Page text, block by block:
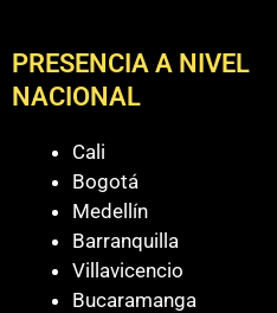
PRESENCIA A NIVEL
NACIONAL
Cali
Bogotá
Medellín
Barranquilla
Villavicencio
Bucaramanga